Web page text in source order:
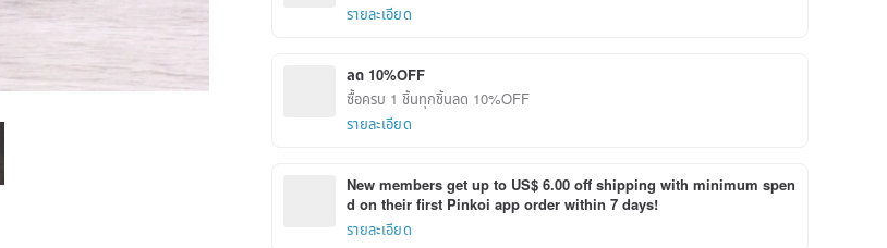
รายละเอียด
ลด 10%OFF
ซื้อครบ 1 ชิ้นทุกชิ้นลด 10%OFF
รายละเอียด
New members get up to US$ 6.00 off shipping with minimum spen
d on their first Pinkoi app order within 7 days!
รายละเอียด